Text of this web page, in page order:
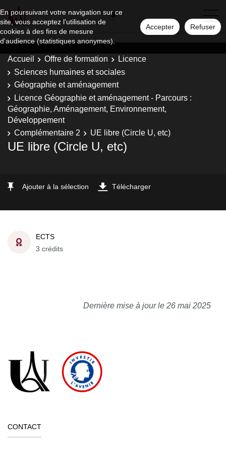
En poursuivant votre navigation sur ce
site, vous acceptez l'utilisation de
cookies à des fins de mesure
d'audience (statistiques anonymes).
Accepter Refuser
Accueil Offre de formation
Licence
Sciences humaines et sociales
Géographie et aménagement
Licence Géographie et aménagement - Parcours :
Géographie, Aménagement, Environnement,
Développement
Complémentaire 2
UE libre (Circle U, etc)
UE libre (Circle U, etc)
Ajouter à la sélection Télécharger
ECTS
3 crédits
Dernière mise à jour le 26 mai 2025
CONTACT